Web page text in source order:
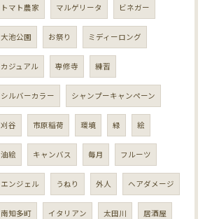
トマト農家 マルゲリータ ビネガー
大池公園 お祭り ミディーロング
カジュアル 専修寺 練習
シルバーカラー シャンプーキャンペーン
刈谷 市原稲荷 環境 緑 絵
油絵 キャンバス 毎月 フルーツ
エンジェル うねり 外人 ヘアダメージ
南知多町 イタリアン 太田川 居酒屋